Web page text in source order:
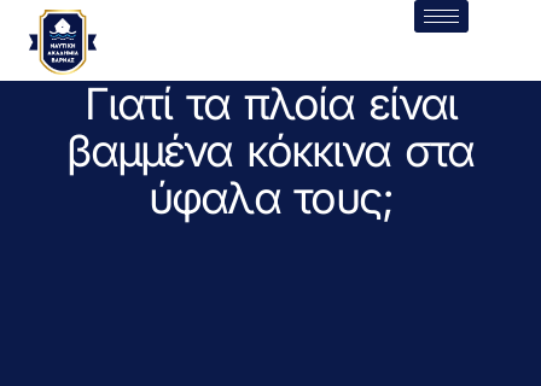
Γιατί τα πλοία είναι
βαμμένα κόκκινα στα
ύφαλα τους;